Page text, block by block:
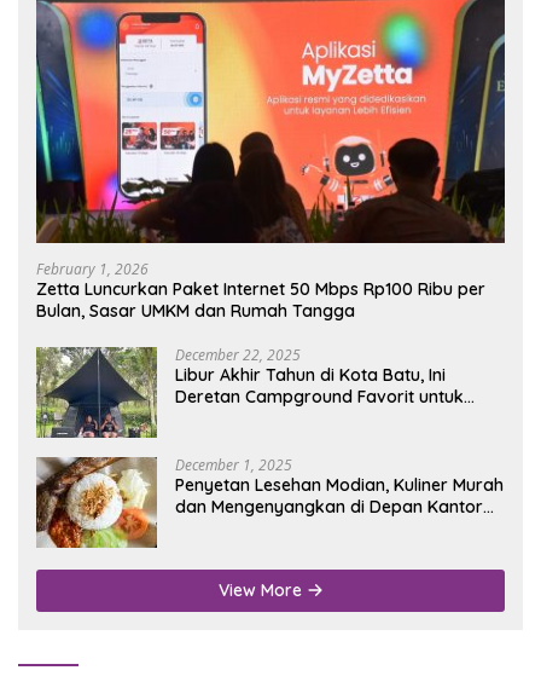
February 1, 2026
Zetta Luncurkan Paket Internet 50 Mbps Rp100 Ribu per
Bulan, Sasar UMKM dan Rumah Tangga
December 22, 2025
Libur Akhir Tahun di Kota Batu, Ini
Deretan Campground Favorit untuk
December 1, 2025
Penyetan Lesehan Modian, Kuliner Murah
dan Mengenyangkan di Depan Kantor
View More